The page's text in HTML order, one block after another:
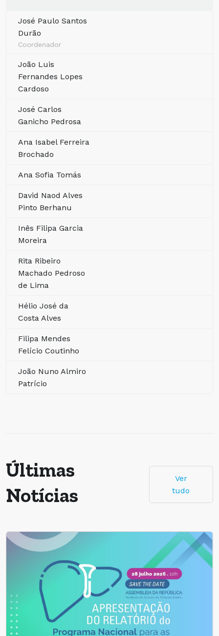
José Paulo Santos
Durão
Coordenador
João Luis
Fernandes Lopes
Cardoso
José Carlos
Ganicho Pedrosa
Ana Isabel Ferreira
Brochado
Ana Sofia Tomás
David Naod Alves
Pinto Berhanu
Inês Filipa Garcia
Moreira
Rita Ribeiro
Machado Pedroso
de Lima
Hélio José da
Costa Alves
Filipa Mendes
Felício Coutinho
João Nuno Almiro
Patrício
Últimas
Notícias
Ver
tudo